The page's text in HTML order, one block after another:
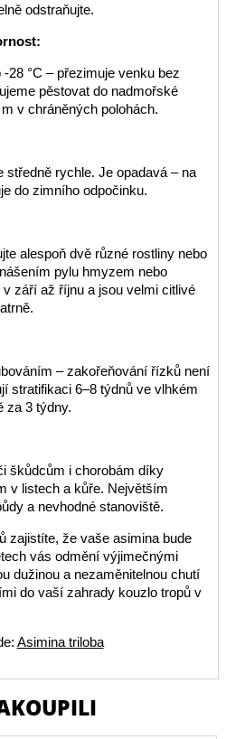
odstraňujte.
°C – přezimuje venku bez
pěstovat do nadmořské
v chráněných polohách.
rychle. Je opadavá – na
do zimního odpočinku.
alespoň dvě různé rostliny nebo
pylu hmyzem nebo
září až říjnu a jsou velmi citlivé
– zakořeňování řízků není
stratifikaci 6–8 týdnů ve vlhkém
za 3 týdny.
škůdcům i chorobám díky
v listech a kůře. Největším
a nevhodné stanoviště.
zajistíte, že vaše asimina bude
vás odmění výjimečnými
dužinou a nezaměnitelnou chutí
do vaší zahrady kouzlo tropů v
Asimina triloba